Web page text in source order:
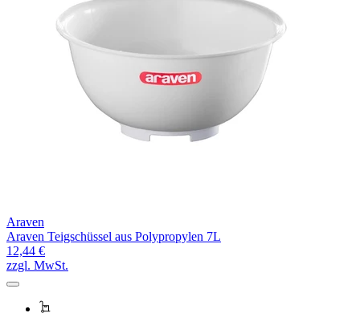
Araven
Araven Teigschüssel aus Polypropylen 7L
12,44 €
zzgl. MwSt.